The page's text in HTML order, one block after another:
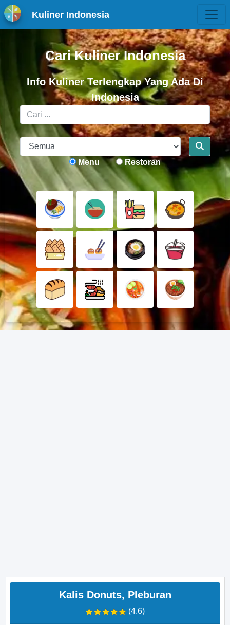
Kuliner Indonesia
Cari Kuliner Indonesia
Info Kuliner Terlengkap Yang Ada Di
Indonesia
Menu Restoran
Kalis Donuts, Pleburan
(4.6)